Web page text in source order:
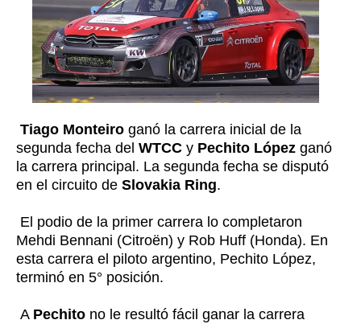
Tiago Monteiro ganó la carrera inicial de la
segunda fecha del WTCC y Pechito López ganó
la carrera principal. La segunda fecha se disputó
en el circuito de Slovakia Ring.
El podio de la primer carrera lo completaron
Mehdi Bennani (Citroën) y Rob Huff (Honda). En
esta carrera el piloto argentino, Pechito López,
terminó en 5° posición.
A Pechito no le resultó fácil ganar la carrera